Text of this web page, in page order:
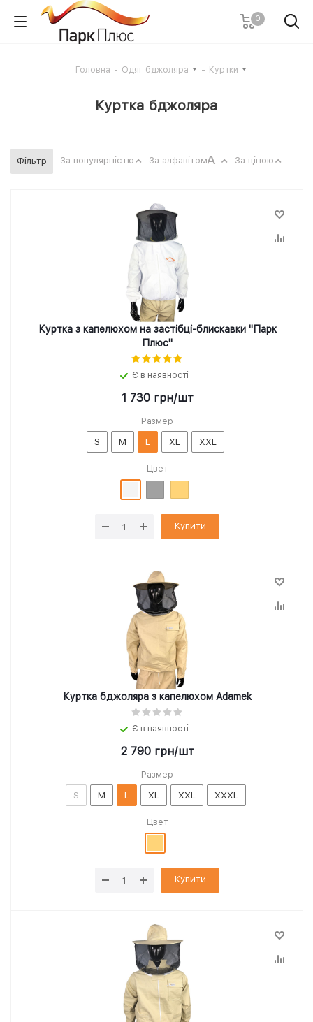
0
Головна - Одяг бджоляра - Куртки
Куртка бджоляра
Фільтр За популярністю За алфавітом За ціною
Куртка з капелюхом на застібці-блискавки "Парк
Плюс"
Є в наявності
1 730грн/шт
Размер
S M L XL XXL
Цвет
Купити
Куртка бджоляра з капелюхом Adamek
Є в наявності
2 790грн/шт
Размер
S M L XL XXL XXXL
Цвет
Купити